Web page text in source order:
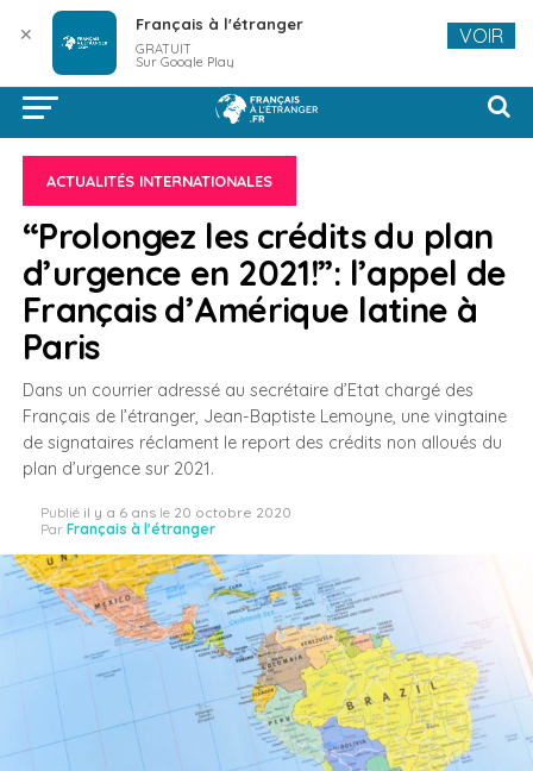
ACTUALITÉS INTERNATIONALES
“Prolongez les crédits du plan
d’urgence en 2021!”: l’appel de
Français d’Amérique latine à
Paris
Dans un courrier adressé au secrétaire d’Etat chargé des
Français de l’étranger, Jean-Baptiste Lemoyne, une vingtaine
de signataires réclament le report des crédits non alloués du
plan d’urgence sur 2021.
Publié il y a 6 ans le 20 octobre 2020
Par Français à l'étranger
✕ Français à l'étranger
GRATUIT
Sur Google Play
VOIR